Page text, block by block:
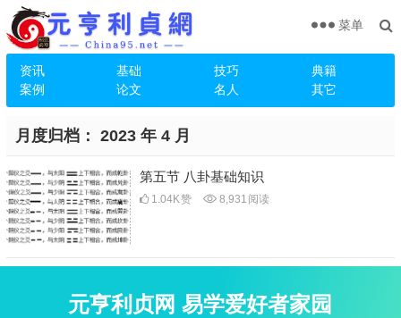
资讯 基础 技巧
典籍
案例
论文 名人 其它
菜单
月度归档： 2023 年 4 月
第五节 八卦基础知识
1.04K赞 8,931 阅读
元亨利贞网 易学爱好者家园